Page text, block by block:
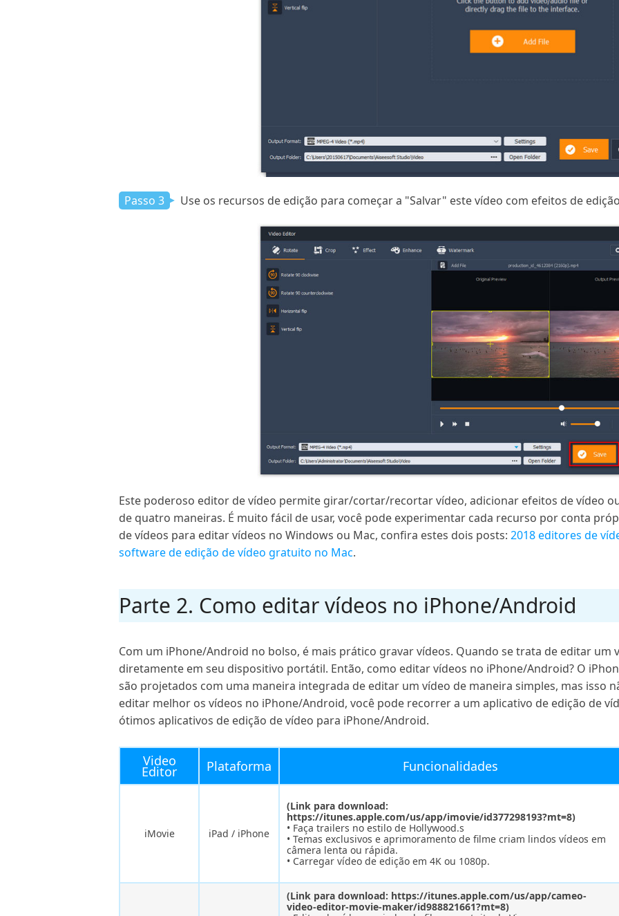
Passo 3 Use os recursos de edição para começar a "Salvar" este vídeo com efeitos de
Este poderoso editor de vídeo permite girar/cortar/recortar vídeo, adicionar efeitos de vídeo
de quatro maneiras. É muito fácil de usar, você pode experimentar cada recurso por conta
de vídeos para editar vídeos no Windows ou Mac, confira estes dois posts: 2018 editores de
software de edição de vídeo gratuito no Mac.
Parte 2. Como editar vídeos no iPhone/Android
Com um iPhone/Android no bolso, é mais prático gravar vídeos. Quando se trata de editar um
diretamente em seu dispositivo portátil. Então, como editar vídeos no iPhone/Android? O
são projetados com uma maneira integrada de editar um vídeo de maneira simples, mas isso
editar melhor os vídeos no iPhone/Android, você pode recorrer a um aplicativo de edição de
ótimos aplicativos de edição de vídeo para iPhone/Android.
Video
Editor Plataforma Funcionalidades
iMovie iPad / iPhone
(Link para download:
https://itunes.apple.com/us/app/imovie/id377298193?mt=8)
• Faça trailers no estilo de Hollywood.s
• Temas exclusivos e aprimoramento de filme criam lindos vídeos em
câmera lenta ou rápida.
• Carregar vídeo de edição em 4K ou 1080p.
(Link para download: https://itunes.apple.com/us/app/cameo-
video-editor-movie-maker/id988821661?mt=8)